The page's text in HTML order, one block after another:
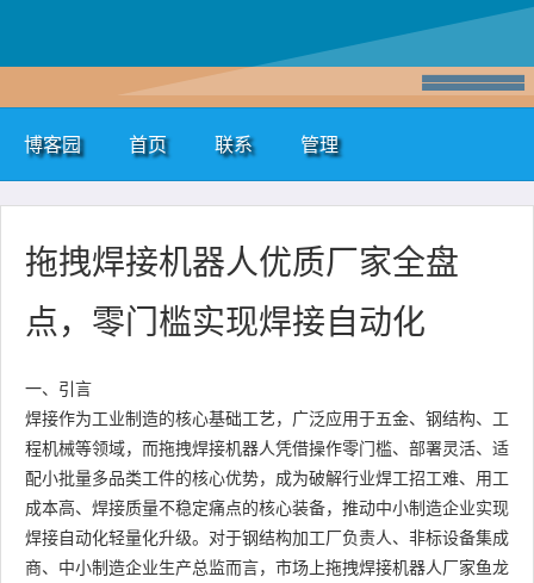
博客园 首页 联系 管理
拖拽焊接机器人优质厂家全盘
点，零门槛实现焊接自动化
一、引言
焊接作为工业制造的核心基础工艺，广泛应用于五金、钢结构、工
程机械等领域，而拖拽焊接机器人凭借操作零门槛、部署灵活、适
配小批量多品类工件的核心优势，成为破解行业焊工招工难、用工
成本高、焊接质量不稳定痛点的核心装备，推动中小制造企业实现
焊接自动化轻量化升级。对于钢结构加工厂负责人、非标设备集成
商、中小制造企业生产总监而言，市场上拖拽焊接机器人厂家鱼龙